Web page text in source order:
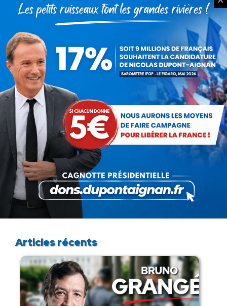
Bac de français : quand la
liberté pédagogique devient
18 juillet 2026
La France au seuil d’un
engrenage stratégique ?
15 juillet 2026
Rechercher
Recherche
Articles récents